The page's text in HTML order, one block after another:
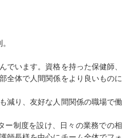
でいます。資格を持った保健師、
全体で人間関係をより良いものに
減り、友好な人間関係の職場で働
ー制度を設け、日々の業務での相